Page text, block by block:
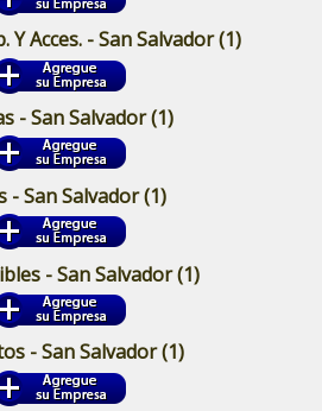
Y Acces. - San Salvador(1)
- San Salvador(1)
- San Salvador(1)
- San Salvador(1)
- San Salvador(1)